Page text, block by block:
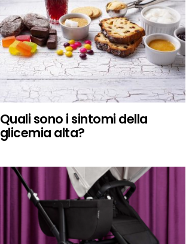
Quali sono i sintomi della
glicemia alta?